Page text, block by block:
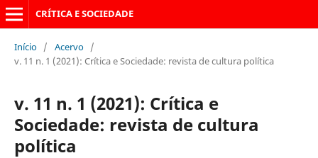
CRÍTICA E SOCIEDADE
Início / Acervo /
v. 11 n. 1 (2021): Crítica e Sociedade: revista de cultura política
v. 11 n. 1 (2021): Crítica e
Sociedade: revista de cultura
política